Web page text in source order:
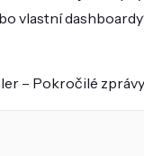
vlastní
– Pokročilé zprávy.